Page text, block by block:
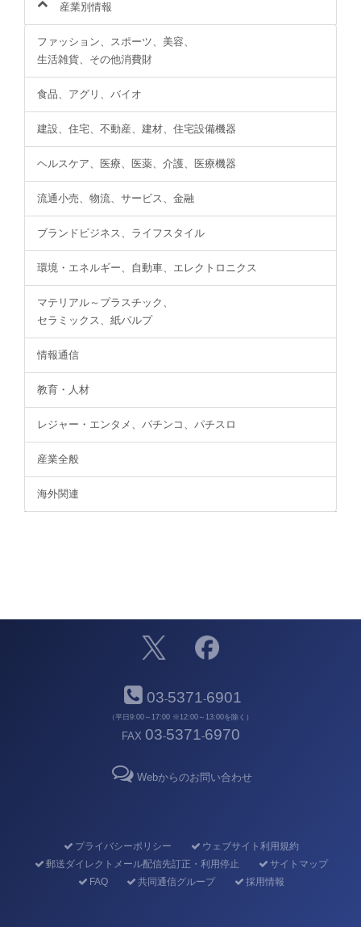
産業別情報
ファッション、スポーツ、美容、
生活雑貨、その他消費財
食品、アグリ、バイオ
建設、住宅、不動産、建材、住宅設備機器
ヘルスケア、医療、医薬、介護、医療機器
流通小売、物流、サービス、金融
ブランドビジネス、ライフスタイル
環境・エネルギー、自動車、エレクトロニクス
マテリアル～プラスチック、
セラミックス、紙パルプ
情報通信
教育・人材
レジャー・エンタメ、パチンコ、パチスロ
産業全般
海外関連
03-5371-6901
（平日9:00～17:00 ※12:00～13:00を除く）
FAX 03-5371-6970
Webからのお問い合わせ
プライバシーポリシー
ウェブサイト利用規約
郵送ダイレクトメール配信先訂正・利用停止
サイトマップ
FAQ
共同通信グループ 採用情報